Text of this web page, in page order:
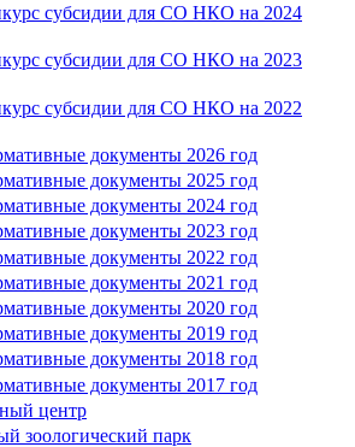
субсидии для СО НКО на 2024
субсидии для СО НКО на 2023
субсидии для СО НКО на 2022
документы 2026 год
документы 2025 год
документы 2024 год
документы 2023 год
документы 2022 год
документы 2021 год
документы 2020 год
документы 2019 год
документы 2018 год
документы 2017 год
центр
зоологический парк